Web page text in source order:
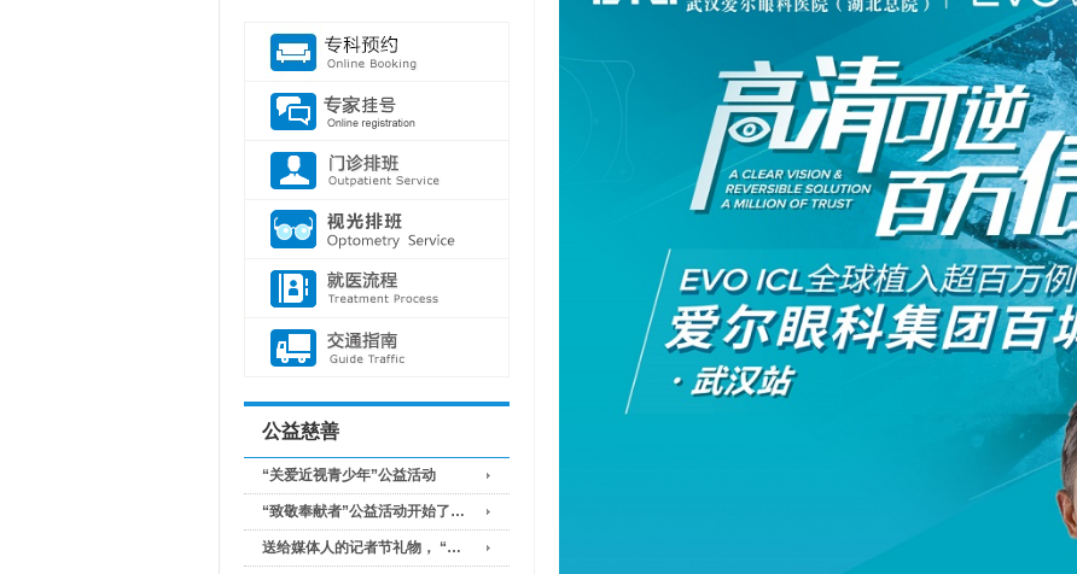
公益慈善
“关爱近视青少年”公益活动
“致敬奉献者”公益活动开始了…
送给媒体人的记者节礼物， “…